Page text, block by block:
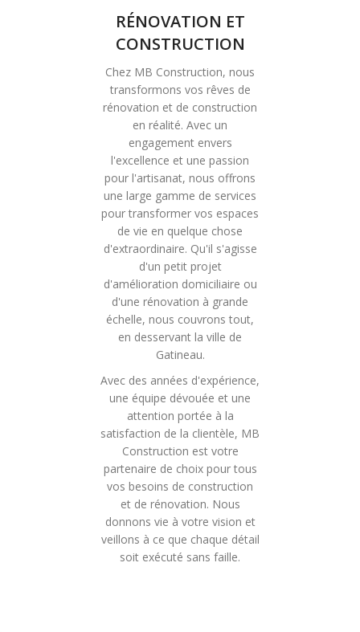
RÉNOVATION ET
CONSTRUCTION
Chez MB Construction, nous
transformons vos rêves de
rénovation et de construction
en réalité. Avec un
engagement envers
l'excellence et une passion
pour l'artisanat, nous offrons
une large gamme de services
pour transformer vos espaces
de vie en quelque chose
d'extraordinaire. Qu'il s'agisse
d'un petit projet
d'amélioration domiciliaire ou
d'une rénovation à grande
échelle, nous couvrons tout,
en desservant la ville de
Gatineau.
Avec des années d'expérience,
une équipe dévouée et une
attention portée à la
satisfaction de la clientèle, MB
Construction est votre
partenaire de choix pour tous
vos besoins de construction
et de rénovation. Nous
donnons vie à votre vision et
veillons à ce que chaque détail
soit exécuté sans faille.